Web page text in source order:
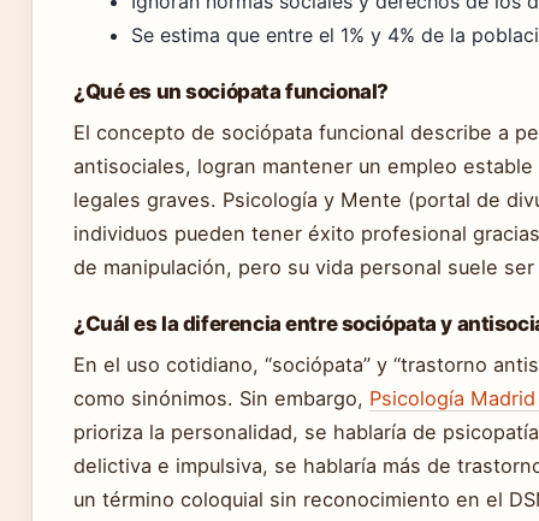
Se estima que entre el 1% y 4% de la
¿Qué es un sociópata funcional?
El concepto de sociópata funcional describe a
antisociales, logran mantener un empleo
legales graves. Psicología y Mente (portal de
individuos pueden tener éxito profesional
de manipulación, pero su vida personal suele
¿Cuál es la diferencia entre sociópata y
En el uso cotidiano, “sociópata” y “trastorno
como sinónimos. Sin embargo, Psicología
prioriza la personalidad, se hablaría de
delictiva e impulsiva, se hablaría más de
un término coloquial sin reconocimiento en el